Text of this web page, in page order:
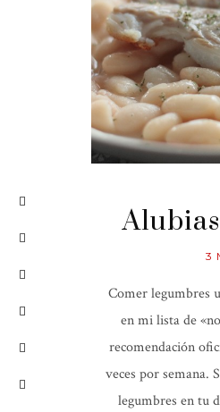
3
Comer legumbres
en mi lista de
recomendación
veces por semana.
legumbres en tu